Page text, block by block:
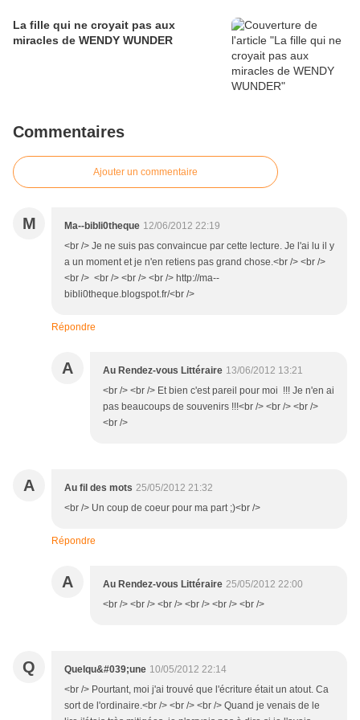
La fille qui ne croyait pas aux
miracles de WENDY WUNDER
Commentaires
Ajouter un commentaire
M Ma--bibli0theque 12/06/2012 22:19
<br /> Je ne suis pas convaincue par cette lecture. Je l'ai lu il y
a un moment et je n'en retiens pas grand chose.<br /> <br />
<br /> <br /> <br /> <br /> http://ma--
bibli0theque.blogspot.fr/<br />
Répondre
A Au Rendez-vous Littéraire 13/06/2012 13:21
<br /> <br /> Et bien c'est pareil pour moi !!! Je n'en ai
pas beaucoups de souvenirs !!!<br /> <br /> <br />
<br />
A Au fil des mots 25/05/2012 21:32
<br /> Un coup de coeur pour ma part ;)<br />
Répondre
A Au Rendez-vous Littéraire 25/05/2012 22:00
<br /> <br /> <br /> <br /> <br /> <br />
Q Quelqu&#039;une 10/05/2012 22:14
<br /> Pourtant, moi j'ai trouvé que l'écriture était un atout. Ca
sort de l'ordinaire.<br /> <br /> <br /> Quand je venais de le